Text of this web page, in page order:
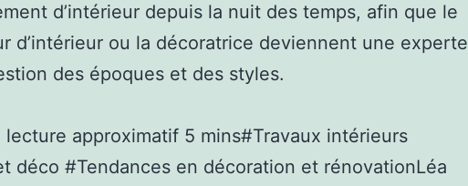
d’intérieur depuis la nuit des temps, afin que le
d’intérieur ou la décoratrice deviennent une experte
des époques et des styles.
lecture approximatif 5 mins#Travaux intérieurs
déco #Tendances en décoration et rénovationLéa